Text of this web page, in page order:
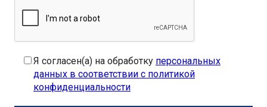
Я согласен(а) на обработку персональных
данных в соответствии с политикой
конфиденциальности